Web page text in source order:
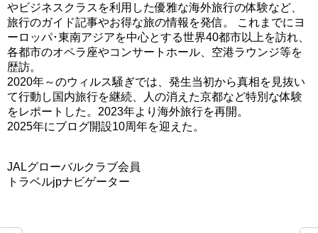
やビジネスクラスを利用した優雅な海外旅行の体験など、
旅行のガイド記事やお得な旅の情報を発信。 これまでにヨ
ーロッパ･東南アジアを中心とする世界40都市以上を訪れ、
各都市のオペラ座やコンサートホール、空港ラウンジ等を
歴訪。
2020年～のウィルス騒ぎでは、発生当初から真相を見抜い
て行動し国内旅行を継続、人の消えた京都など特別な体験
をレポートした。2023年より海外旅行を再開。
2025年にブログ開設10周年を迎えた。
JALグローバルクラブ会員
トラベルjpナビゲーター